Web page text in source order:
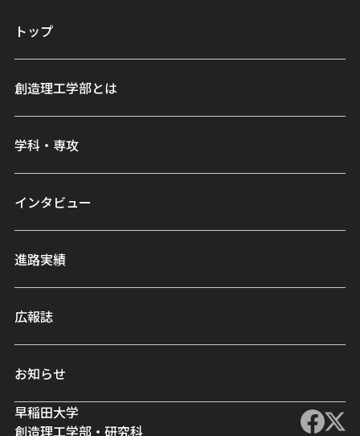
早稲田大学
創造理工学部・研究科
トップ
創造理工学部とは
学科・専攻
インタビュー
進路実績
広報誌
お知らせ